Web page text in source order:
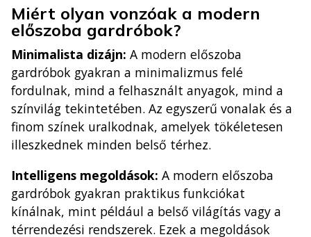
Miért olyan vonzóak a modern
előszoba gardróbok?
Minimalista dizájn: A modern előszoba
gardróbok gyakran a minimalizmus felé
fordulnak, mind a felhasznált anyagok, mind a
színvilág tekintetében. Az egyszerű vonalak és a
finom színek uralkodnak, amelyek tökéletesen
illeszkednek minden belső térhez.
Intelligens megoldások: A modern előszoba
gardróbok gyakran praktikus funkciókat
kínálnak, mint például a belső világítás vagy a
térrendezési rendszerek. Ezek a megoldások